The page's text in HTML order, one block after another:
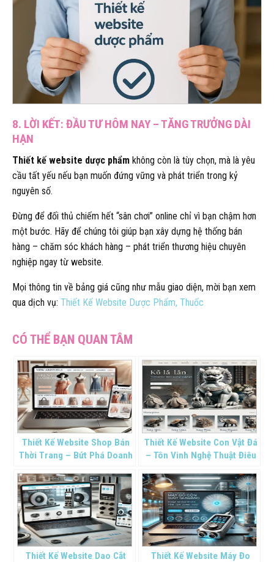
8. LỜI KẾT: ĐẦU TƯ HÔM NAY – TĂNG TRƯỞNG DÀI
HẠN
Thiết kế website dược phẩm không còn là tùy chọn, mà là yêu
cầu tất yếu nếu bạn muốn đứng vững và phát triển trong kỷ
nguyên số.
Đừng để đối thủ chiếm hết “sân chơi” online chỉ vì bạn chậm hơn
một bước. Hãy để chúng tôi giúp bạn xây dựng hệ thống bán
hàng – chăm sóc khách hàng – phát triển thương hiệu chuyên
nghiệp ngay từ website.
Mọi thông tin về bảng giá cũng như mẫu giao diện, mời bạn xem
qua dịch vụ: Thiết Kế Website Dược Phẩm, Thuốc
Thiết Kế Website Shop Bán
Thời Trang – Bứt Phá Doanh
Nghiệp
Thiết Kế Website Con Vật Đá
– Tôn Vinh Nghệ Thuật Điêu
Nền Tảng Số
Thiết Kế Website Dao Cắt
Thiết Kế Website Máy Đo